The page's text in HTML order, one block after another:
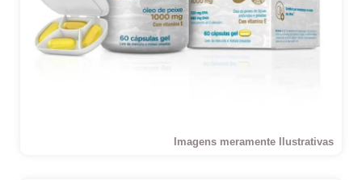
Imagens meramente Ilustrativas